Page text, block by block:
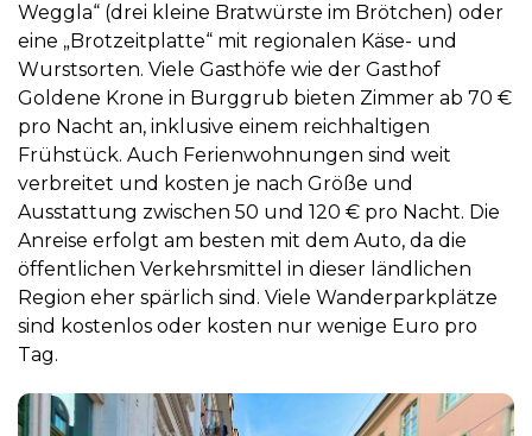
Weggla“ (drei kleine Bratwürste im Brötchen) oder
eine „Brotzeitplatte“ mit regionalen Käse- und
Wurstsorten. Viele Gasthöfe wie der Gasthof
Goldene Krone in Burggrub bieten Zimmer ab 70 €
pro Nacht an, inklusive einem reichhaltigen
Frühstück. Auch Ferienwohnungen sind weit
verbreitet und kosten je nach Größe und
Ausstattung zwischen 50 und 120 € pro Nacht. Die
Anreise erfolgt am besten mit dem Auto, da die
öffentlichen Verkehrsmittel in dieser ländlichen
Region eher spärlich sind. Viele Wanderparkplätze
sind kostenlos oder kosten nur wenige Euro pro
Tag.